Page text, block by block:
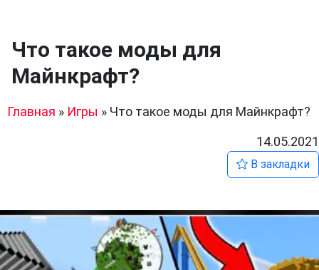
Что такое моды для
Майнкрафт?
Главная » Игры » Что такое моды для Майнкрафт?
14.05.2021
В закладки